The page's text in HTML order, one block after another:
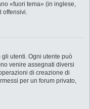
«fuori tema» (in inglese,
offensivi.
gli utenti. Ogni utente può
venire assegnati diversi
di creazione di
per un forum privato,